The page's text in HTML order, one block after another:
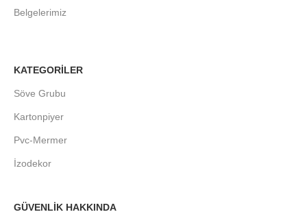
Belgelerimiz
KATEGORİLER
Söve Grubu
Kartonpiyer
Pvc-Mermer
İzodekor
GÜVENLİK HAKKINDA